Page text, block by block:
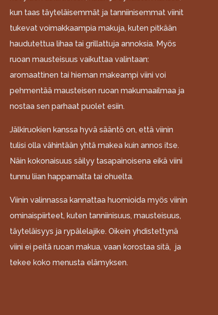
kun taas täyteläisemmät ja tanniinisemmat viinit
tukevat voimakkaampia makuja, kuten pitkään
haudutettua lihaa tai grillattuja annoksia. Myös
ruoan mausteisuus vaikuttaa valintaan:
aromaattinen tai hieman makeampi viini voi
pehmentää mausteisen ruoan makumaailmaa ja
nostaa sen parhaat puolet esiin.
Jälkiruokien kanssa hyvä sääntö on, että viinin
tulisi olla vähintään yhtä makea kuin annos itse.
Näin kokonaisuus säilyy tasapainoisena eikä viini
tunnu liian happamalta tai ohuelta.
Viinin valinnassa kannattaa huomioida myös viinin
ominaispiirteet, kuten tanniinisuus, mausteisuus,
täyteläisyys ja rypälelajike. Oikein yhdistettynä
viini ei peitä ruoan makua, vaan korostaa sitä, ja
tekee koko menusta elämyksen.